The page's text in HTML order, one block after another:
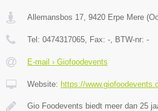
Allemansbos 17 9420 Erpe Mere (
Tel: 0474317065 , Fax: - , BTW-nr: -
E-mail › Giofoodevents
Website: https://
Gio Foodevents biedt meer dan 25